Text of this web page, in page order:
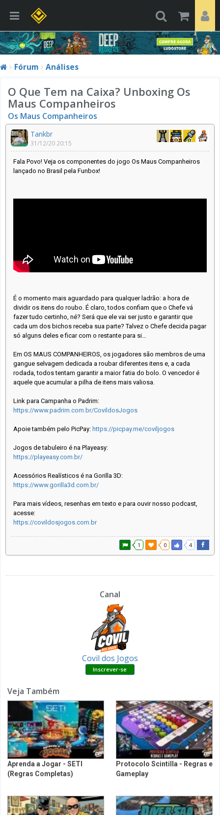
Fórum Análises
O Que Tem na Caixa? Unboxing Os
Maus Companheiros
Os Maus Companheiros
Tankbr
31/12/20 20:15
Fala Povo! Veja os componentes do jogo Os Maus Companheiros
lançado no Brasil pela Funbox!
É o momento mais aguardado para qualquer ladrão: a hora de
dividir os itens do roubo. É claro, todos confiam que o Chefe vá
fazer tudo certinho, né? Será que ele vai ser justo e garantir que
cada um dos bichos receba sua parte? Talvez o Chefe decida pagar
só alguns deles e ficar com o restante para si…
Em OS MAUS COMPANHEIROS, os jogadores são membros de uma
gangue selvagem dedicada a roubar diferentes itens e, a cada
rodada, todos tentam garantir a maior fatia do bolo. O vencedor é
aquele que acumular a pilha de itens mais valiosa.
Link para Campanha o Padrim:
https://www.padrim.com.br/CovildosJogos
Apoie também pelo PicPay: https://picpay.me/coviljogos
Jogos de tabuleiro é na Playeasy:
https://playeasy.com.br/
Acessórios Realísticos é na Gorilla 3D:
https://www.gorilla3d.com.br/
Para mais vídeos, resenhas em texto e para ouvir nosso podcast,
acesse:
https://covildosjogos.com.br
1 0 4
Canal
Covil dos Jogos
Veja Também
Aprenda a Jogar - SETI
(Regras Completas)
Protocolo Scintilla - Regras e
Gameplay